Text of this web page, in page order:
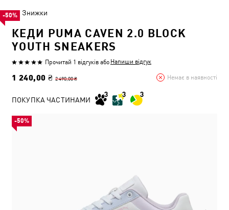
Знижки
КЕДИ PUMA CAVEN 2.0 BLOCK
YOUTH SNEAKERS
Прочитай 1 відгуків або Напиши відгук
1 240,00 ₴ 2 490,00 ₴ Немає в наявності
-50%
ПОКУПКА ЧАСТИНАМИ
-50%